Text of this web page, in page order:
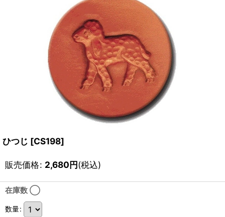
ひつじ [CS198]
販売価格: 2,680円(税込)
在庫数 ◯
数量: